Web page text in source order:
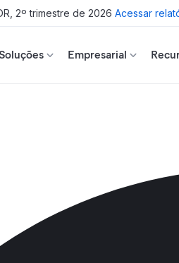
2º trimestre de 2026 Acessar
Empresarial